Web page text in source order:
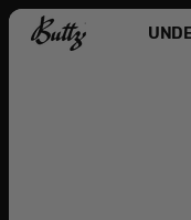
Skip To
Content